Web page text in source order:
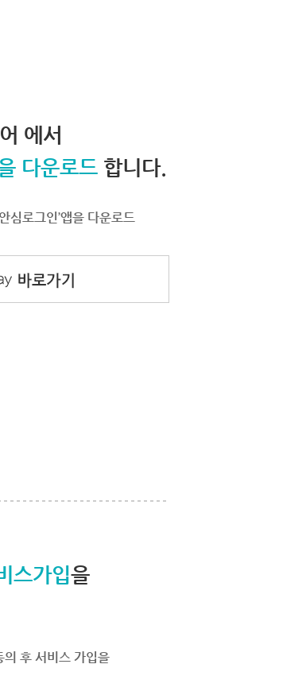
에서
다운로드 합니다.
심로그인’앱을 다운로드
스가입을
의 후 서비스 가입을